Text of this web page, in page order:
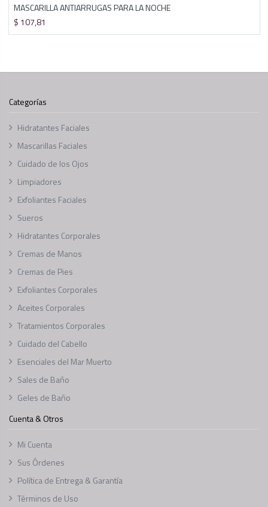
MASCARILLA ANTIARRUGAS PARA LA NOCHE
$ 107,81
Categorías
Hidratantes Faciales
Mascarillas Faciales
Cuidado de los Ojos
Limpiadores
Exfoliantes Faciales
Sueros
Hidratantes Corporales
Cremas de Manos
Cremas de Pies
Exfoliantes Corporales
Aceites Corporales
Tratamientos Corporales
Cuidado del Cabello
Esenciales del Mar Muerto
Sales de Baño
Geles de Baño
Cuenta & Otros
Mi Cuenta
Sus Órdenes
Política de Entrega & Garantía
Términos de Uso